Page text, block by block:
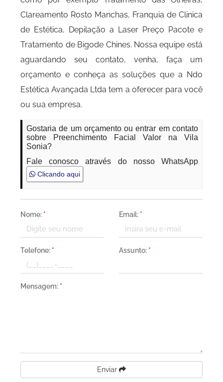
Clareamento Rosto Manchas, Franquia de Clinica
de Estética, Depilação a Laser Preço Pacote e
Tratamento de Bigode Chines. Nossa equipe está
aguardando seu contato, venha, faça um
orçamento e conheça as soluções que a Ndo
Estética Avançada Ltda tem a oferecer para você
ou sua empresa.
Gostaria de um orçamento ou entrar em contato
sobre Preenchimento Facial Valor na Vila
Sonia?
Fale conosco através do nosso WhatsApp
Clicando aqui
Nome: * Email: *
Telefone: * Assunto: *
Mensagem: *
Enviar